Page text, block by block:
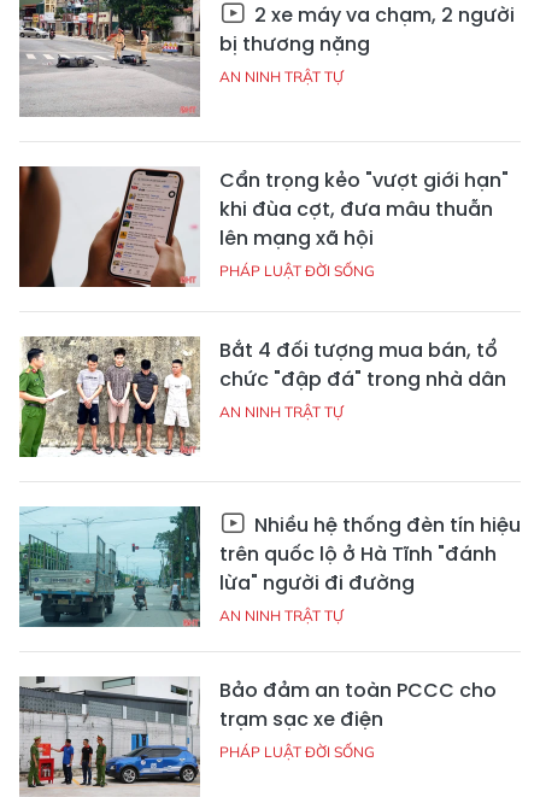
2 xe máy va chạm, 2 người
bị thương nặng
AN NINH TRẬT TỰ
Cẩn trọng kẻo "vượt giới hạn"
khi đùa cợt, đưa mâu thuẫn
lên mạng xã hội
PHÁP LUẬT ĐỜI SỐNG
Bắt 4 đối tượng mua bán, tổ
chức "đập đá" trong nhà dân
AN NINH TRẬT TỰ
Nhiều hệ thống đèn tín hiệu
trên quốc lộ ở Hà Tĩnh "đánh
lừa" người đi đường
AN NINH TRẬT TỰ
Bảo đảm an toàn PCCC cho
trạm sạc xe điện
PHÁP LUẬT ĐỜI SỐNG